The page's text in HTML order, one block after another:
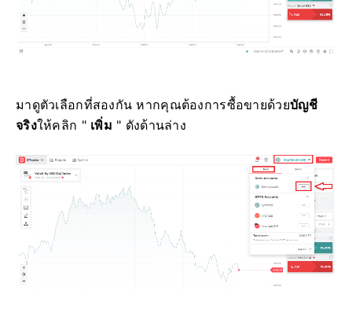
มาดูตัวเลือกที่สองกัน หากคุณต้องการซื้อขายด้วยบัญชี
จริงให้คลิก " เพิ่ม " ดังด้านล่าง